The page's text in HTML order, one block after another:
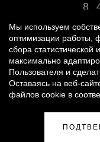
8
Мы используем
оптимизации работы,
сбора
максимально
Пользователя и
Оставаясь на веб-
файлов cookie в